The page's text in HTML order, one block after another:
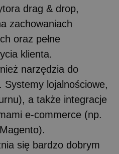
drag & drop,
zachowaniach
oraz pełne
klienta.
narzędzia do
Systemy lojalnościowe,
a także integracje
e-commerce (np.
się bardzo dobrym